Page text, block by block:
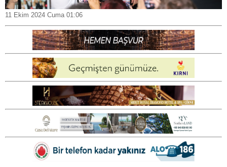
11 Ekim 2024 Cuma 01:06